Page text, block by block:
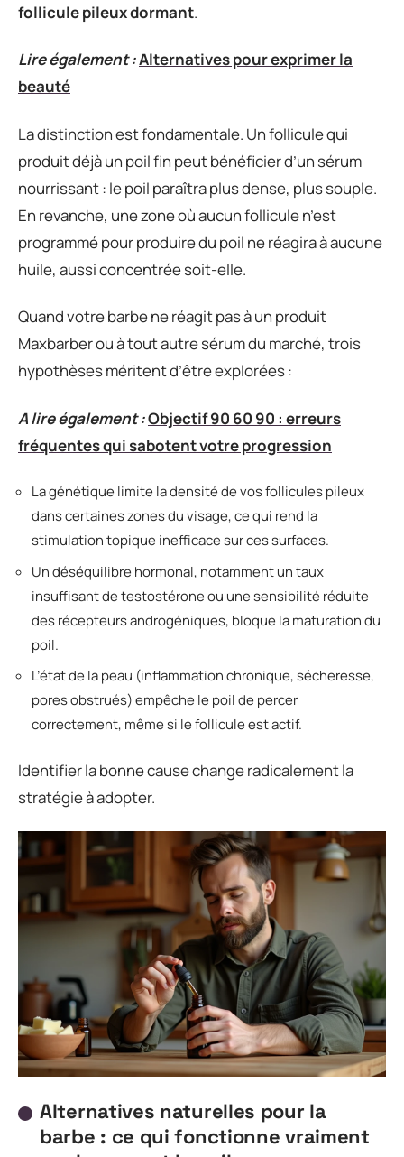
follicule pileux dormant.
Lire également :Alternatives pour exprimer la
beauté
La distinction est fondamentale. Un follicule qui
produit déjà un poil fin peut bénéficier d’un sérum
nourrissant : le poil paraîtra plus dense, plus souple.
En revanche, une zone où aucun follicule n’est
programmé pour produire du poil ne réagira à aucune
huile, aussi concentrée soit-elle.
Quand votre barbe ne réagit pas à un produit
Maxbarber ou à tout autre sérum du marché, trois
hypothèses méritent d’être explorées :
A lire également :Objectif 90 60 90 : erreurs
fréquentes qui sabotent votre progression
La génétique limite la densité de vos follicules pileux
dans certaines zones du visage, ce qui rend la
stimulation topique inefficace sur ces surfaces.
Un déséquilibre hormonal, notamment un taux
insuffisant de testostérone ou une sensibilité réduite
des récepteurs androgéniques, bloque la maturation du
poil.
L’état de la peau (inflammation chronique, sécheresse,
pores obstrués) empêche le poil de percer
correctement, même si le follicule est actif.
Identifier la bonne cause change radicalement la
stratégie à adopter.
Alternatives naturelles pour la
barbe : ce qui fonctionne vraiment